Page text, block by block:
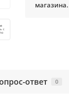
ответ 0